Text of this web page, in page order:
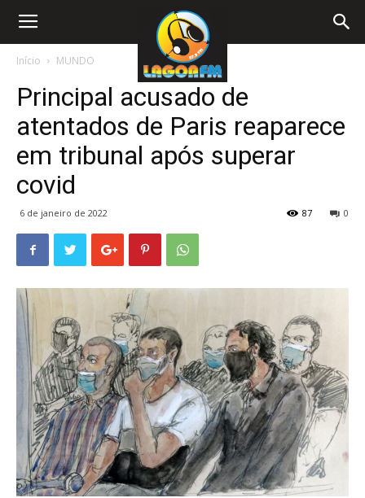
Início MUNDO
Principal acusado de
atentados de Paris reaparece
em tribunal após superar
covid
6 de janeiro de 2022 0
87